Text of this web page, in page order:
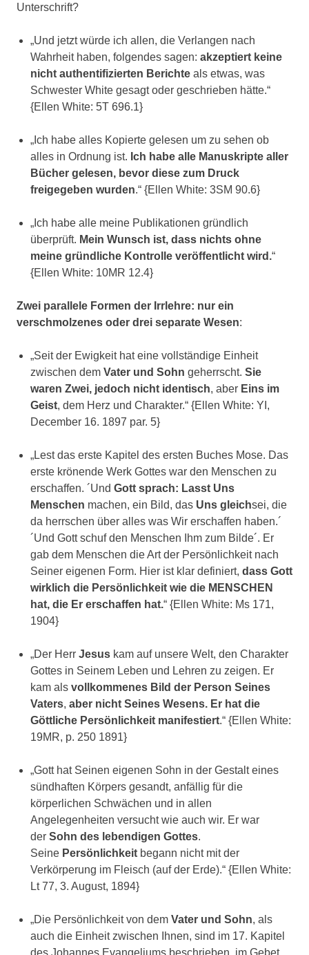
Unterschrift?
„Und jetzt würde ich allen, die Verlangen nach
Wahrheit haben, folgendes sagen: akzeptiert keine
nicht authentifizierten Berichte als etwas, was
Schwester White gesagt oder geschrieben hätte.“
{Ellen White: 5T 696.1}
„Ich habe alles Kopierte gelesen um zu sehen ob
alles in Ordnung ist. Ich habe alle Manuskripte aller
Bücher gelesen, bevor diese zum Druck
freigegeben wurden.“ {Ellen White: 3SM 90.6}
„Ich habe alle meine Publikationen gründlich
überprüft. Mein Wunsch ist, dass nichts ohne
meine gründliche Kontrolle veröffentlicht wird.“
{Ellen White: 10MR 12.4}
Zwei parallele Formen der Irrlehre: nur ein
verschmolzenes oder drei separate Wesen:
„Seit der Ewigkeit hat eine vollständige Einheit
zwischen dem Vater und Sohn geherrscht. Sie
waren Zwei, jedoch nicht identisch, aber Eins im
Geist, dem Herz und Charakter.“ {Ellen White: YI,
December 16. 1897 par. 5}
„Lest das erste Kapitel des ersten Buches Mose. Das
erste krönende Werk Gottes war den Menschen zu
erschaffen. ´Und Gott sprach: Lasst Uns
Menschen machen, ein Bild, das Uns gleichsei, die
da herrschen über alles was Wir erschaffen haben.´
´Und Gott schuf den Menschen Ihm zum Bilde´. Er
gab dem Menschen die Art der Persönlichkeit nach
Seiner eigenen Form. Hier ist klar definiert, dass Gott
wirklich die Persönlichkeit wie die MENSCHEN
hat, die Er erschaffen hat.“ {Ellen White: Ms 171,
1904}
„Der Herr Jesus kam auf unsere Welt, den Charakter
Gottes in Seinem Leben und Lehren zu zeigen. Er
kam als vollkommenes Bild der Person Seines
Vaters, aber nicht Seines Wesens. Er hat die
Göttliche Persönlichkeit manifestiert.“ {Ellen White:
19MR, p. 250 1891}
„Gott hat Seinen eigenen Sohn in der Gestalt eines
sündhaften Körpers gesandt, anfällig für die
körperlichen Schwächen und in allen
Angelegenheiten versucht wie auch wir. Er war
der Sohn des lebendigen Gottes.
Seine Persönlichkeit begann nicht mit der
Verkörperung im Fleisch (auf der Erde).“ {Ellen White:
Lt 77, 3. August, 1894}
„Die Persönlichkeit von dem Vater und Sohn, als
auch die Einheit zwischen Ihnen, sind im 17. Kapitel
des Johannes Evangeliums beschrieben, im Gebet